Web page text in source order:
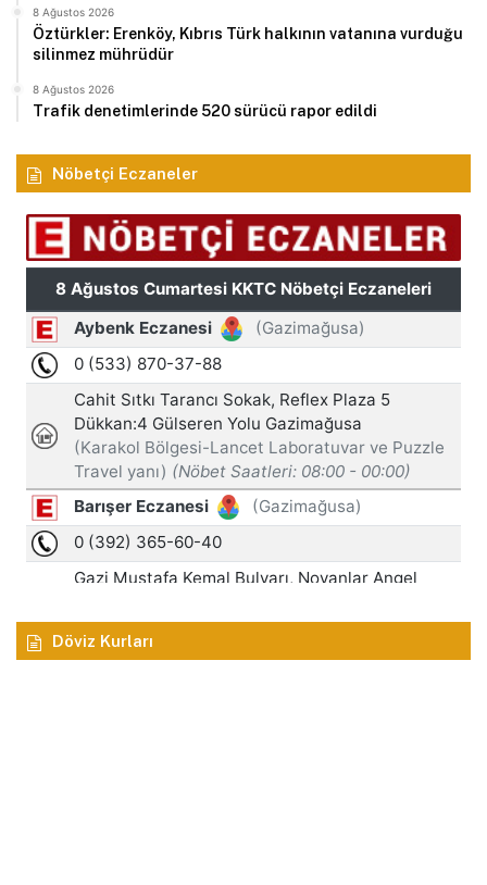
8 Ağustos 2026
Öztürkler: Erenköy, Kıbrıs Türk halkının vatanına vurduğu
silinmez mührüdür
8 Ağustos 2026
Trafik denetimlerinde 520 sürücü rapor edildi
Nöbetçi Eczaneler
Döviz Kurları